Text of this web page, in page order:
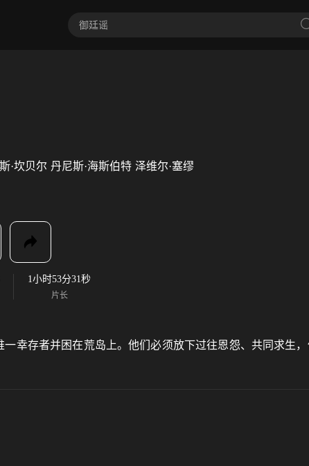
·坎贝尔 丹尼斯·海斯伯特 泽维尔·塞缪
1小时53分31秒
片长
幸存者并困在荒岛上。他们必须放下过往恩怨、共同求生